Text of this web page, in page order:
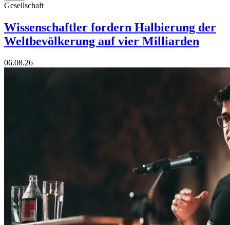
Gesellschaft
Wissenschaftler fordern Halbierung der
Weltbevölkerung auf vier Milliarden
06.08.26